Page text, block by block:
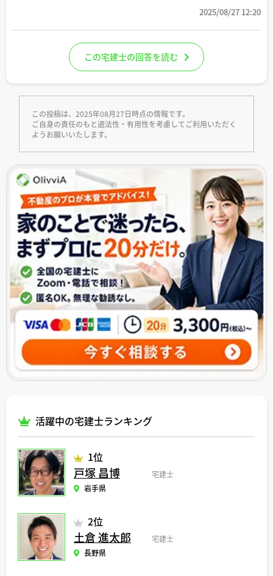
2025/08/27 12:20
この宅建士の回答を読む
この投稿は、2025年08月27日時点の情報です。
ご自身の責任のもと適法性・有用性を考慮してご利用いただく
ようお願いいたします。
活躍中の宅建士ランキング
1位
戸塚 昌博
宅建士
岩手県
2位
土倉 進太郎
宅建士
長野県